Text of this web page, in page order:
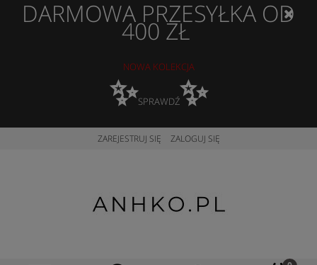
DARMOWA PRZESYŁKA OD
400 ZŁ
NOWA KOLEKCJA
✨SPRAWDŹ✨
ZAREJESTRUJ SIĘ ZALOGUJ SIĘ